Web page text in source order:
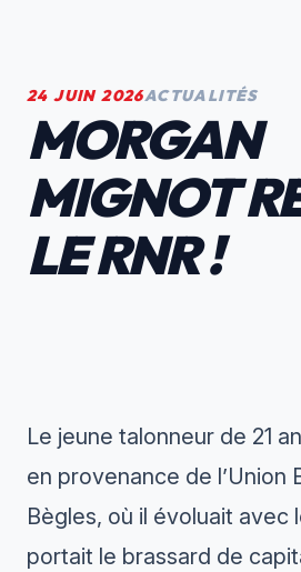
24 JUIN 2026ACTUALITÉS
MORGAN
MIGNOT
LE RNR !
Le jeune talonneur de 21
en provenance de l’Union
Bègles, où il évoluait avec
portait le brassard de